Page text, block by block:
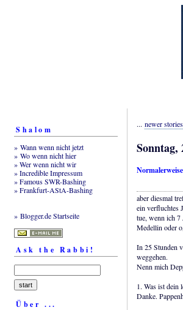
Shalom
» Wann wenn nicht jetzt
» Wo wenn nicht hier
» Wer wenn nicht wir
» Incredible Impressum
» Famous SWR-Bashing
» Frankfurt-AStA-Bashing
» Blogger.de Startseite
Ask the Rabbi!
Über ...
... newer stories
Sonntag,
aber diesmal
ein verfluchtes
tue, wenn ich 7
Medellin oder
In 25 Stunden
weggehen.
Nenn mich
1. Was ist dein
Danke.